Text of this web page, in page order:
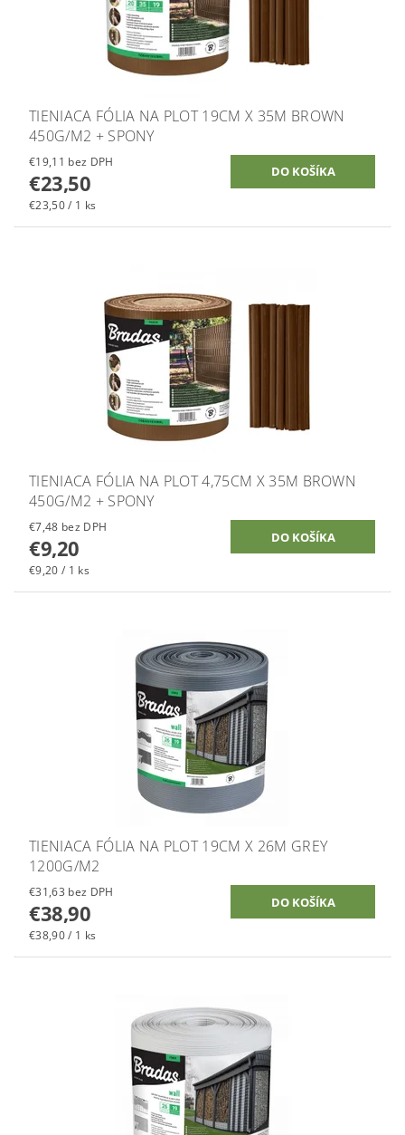
TIENIACA FÓLIA NA PLOT 19CM X 35M BROWN
450G/M2 + SPONY
€19,11 bez DPH
€23,50
€23,50 / 1 ks
TIENIACA FÓLIA NA PLOT 4,75CM X 35M BROWN
450G/M2 + SPONY
€7,48 bez DPH
€9,20
€9,20 / 1 ks
TIENIACA FÓLIA NA PLOT 19CM X 26M GREY
1200G/M2
€31,63 bez DPH
€38,90
€38,90 / 1 ks